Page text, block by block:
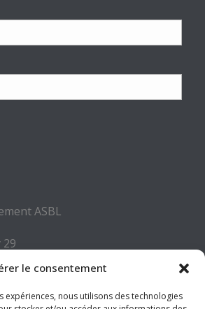
le consentement
expériences, nous utilisons des technologies
ASBL